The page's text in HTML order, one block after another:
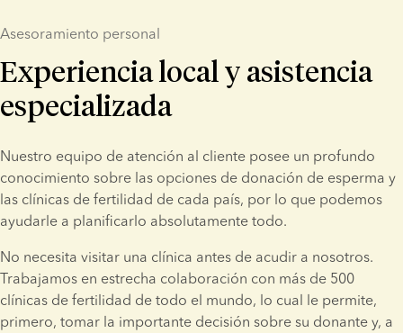
Asesoramiento personal
Experiencia local y asistencia
especializada
Nuestro equipo de atención al cliente posee un profundo
conocimiento sobre las opciones de donación de esperma y
las clínicas de fertilidad de cada país, por lo que podemos
ayudarle a planificarlo absolutamente todo.
No necesita visitar una clínica antes de acudir a nosotros.
Trabajamos en estrecha colaboración con más de 500
clínicas de fertilidad de todo el mundo, lo cual le permite,
primero, tomar la importante decisión sobre su donante y, a